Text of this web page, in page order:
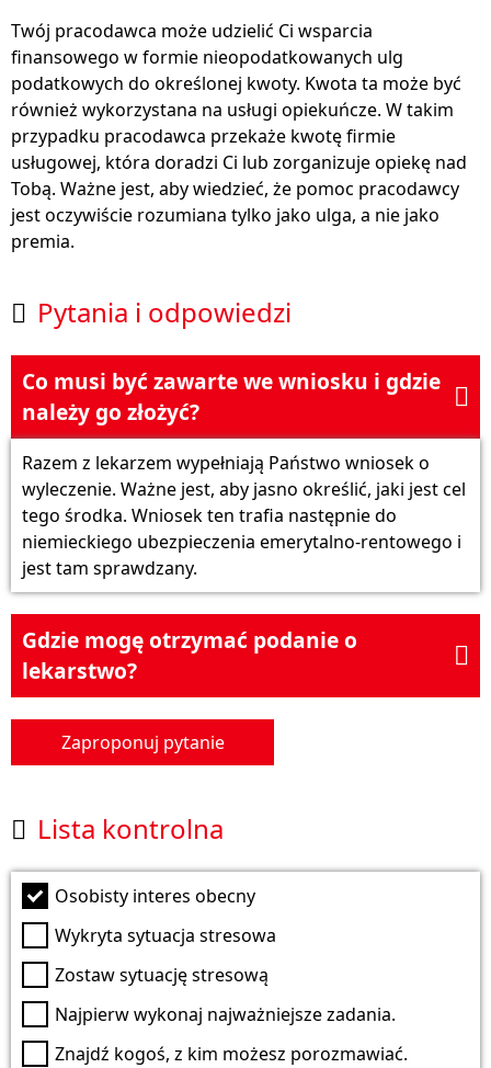
Twój pracodawca może udzielić Ci wsparcia
finansowego w formie nieopodatkowanych ulg
podatkowych do określonej kwoty. Kwota ta może być
również wykorzystana na usługi opiekuńcze. W takim
przypadku pracodawca przekaże kwotę firmie
usługowej, która doradzi Ci lub zorganizuje opiekę nad
Tobą. Ważne jest, aby wiedzieć, że pomoc pracodawcy
jest oczywiście rozumiana tylko jako ulga, a nie jako
premia.
 Pytania i odpowiedzi
Co musi być zawarte we wniosku i gdzie
należy go złożyć?

Razem z lekarzem wypełniają Państwo wniosek o
wyleczenie. Ważne jest, aby jasno określić, jaki jest cel
tego środka. Wniosek ten trafia następnie do
niemieckiego ubezpieczenia emerytalno-rentowego i
jest tam sprawdzany.
Gdzie mogę otrzymać podanie o
lekarstwo?

Zaproponuj pytanie
 Lista kontrolna
Osobisty interes obecny
Wykryta sytuacja stresowa
Zostaw sytuację stresową
Najpierw wykonaj najważniejsze zadania.
Znajdź kogoś, z kim możesz porozmawiać.